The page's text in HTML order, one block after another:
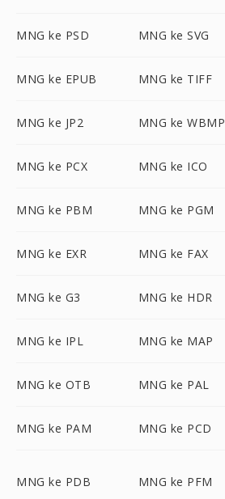
MNG ke PSD MNG ke SVG
MNG ke EPUB MNG ke TIFF
MNG ke JP2 MNG ke WBMP
MNG ke PCX MNG ke ICO
MNG ke PBM MNG ke PGM
MNG ke EXR MNG ke FAX
MNG ke G3 MNG ke HDR
MNG ke IPL MNG ke MAP
MNG ke OTB MNG ke PAL
MNG ke PAM MNG ke PCD
MNG ke PDB MNG ke PFM